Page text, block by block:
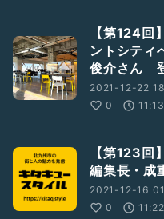
【第124回
ントシティ
俊介さん
2021-12-22
0
11:13
【第123回
編集長・成
2021-12-16
0
11:22